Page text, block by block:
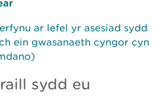
ar lefel yr asesiad sydd
ein gwasanaeth cyngor cyn
sydd eu